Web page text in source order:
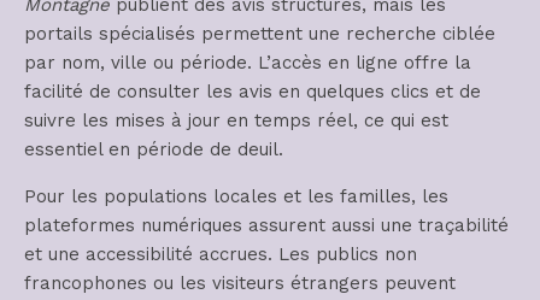
Montagne publient des avis structurés, mais les
portails spécialisés permettent une recherche ciblée
par nom, ville ou période. L’accès en ligne offre la
facilité de consulter les avis en quelques clics et de
suivre les mises à jour en temps réel, ce qui est
essentiel en période de deuil.
Pour les populations locales et les familles, les
plateformes numériques assurent aussi une traçabilité
et une accessibilité accrues. Les publics non
francophones ou les visiteurs étrangers peuvent